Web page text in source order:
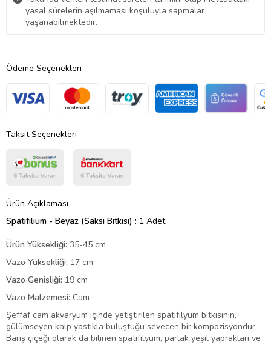
yasal sürelerin aşılmaması koşuluyla sapmalar
yaşanabilmektedir.
Ödeme Seçenekleri
Taksit Seçenekleri
Ürün Açıklaması
Spatifilium - Beyaz (Saksı Bitkisi) : 1 Adet
Ürün Yüksekliği: 35-45 cm
Vazo Yüksekliği: 17 cm
Vazo Genişliği: 19 cm
Vazo Malzemesi: Cam
Şeffaf cam akvaryum içinde yetiştirilen spatifilyum bitkisinin,
gülümseyen kalp yastıkla buluştuğu sevecen bir kompozisyondur.
Barış çiçeği olarak da bilinen spatifilyum, parlak yeşil yaprakları ve